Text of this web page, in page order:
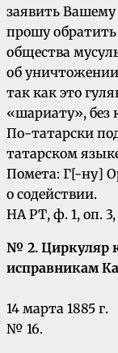
заявить Вашему
прошу
общества
об уничтожении
так как это
«шариату», без
По-татарски
татарском
Помета: Г[-ну]
о содействии.
НА РТ, ф. 1, оп. 3,
№ 2. Циркуляр
исправникам
14 марта 1885 г.
№ 16.